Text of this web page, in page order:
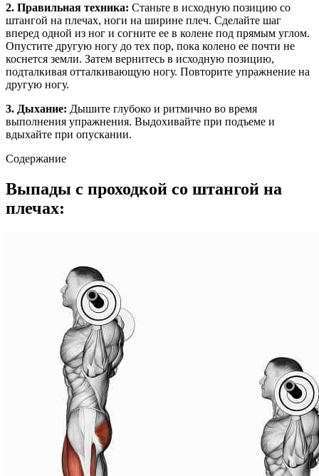
2. Правильная техника: Станьте в исходную позицию со
штангой на плечах, ноги на ширине плеч. Сделайте шаг
вперед одной из ног и согните ее в колене под прямым углом.
Опустите другую ногу до тех пор, пока колено ее почти не
коснется земли. Затем вернитесь в исходную позицию,
подталкивая отталкивающую ногу. Повторите упражнение на
другую ногу.
3. Дыхание: Дышите глубоко и ритмично во время
выполнения упражнения. Выдохивайте при подъеме и
вдыхайте при опускании.
Содержание
Выпады с проходкой со штангой на
плечах: